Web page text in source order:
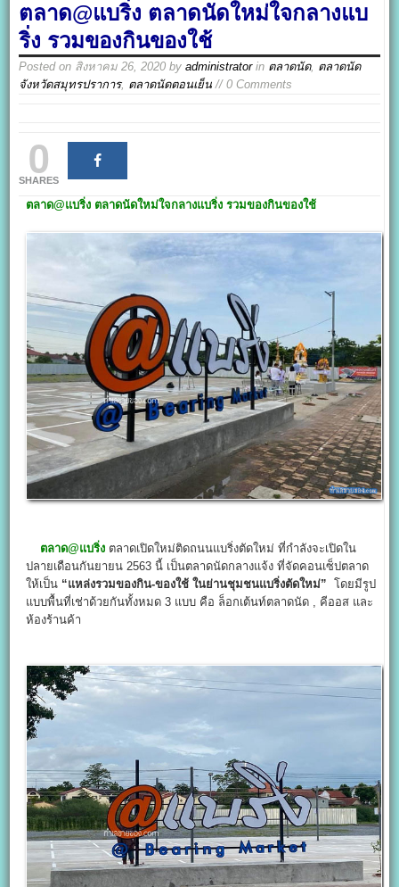
ตลาด@แบริ่ง ตลาดนัดใหม่ใจกลางแบ
ริ่ง รวมของกินของใช้
Posted on สิงหาคม 26, 2020 byadministratorin ตลาดนัด, ตลาดนัด
จังหวัดสมุทรปราการ, ตลาดนัดตอนเย็น // 0 Comments
0
SHARES
ตลาด@แบริ่ง ตลาดนัดใหม่ใจกลางแบริ่ง รวมของกินของใช้
ตลาด@แบริ่ง ตลาดเปิดใหม่ติดถนนแบริ่งตัดใหม่ ที่กำลังจะเปิดใน
ปลายเดือนกันยายน 2563 นี้ เป็นตลาดนัดกลางแจ้ง ที่จัดคอนเซ็ปตลาด
ให้เป็น “แหล่งรวมของกิน-ของใช้ ในย่านชุมชนแบริ่งตัดใหม่” โดยมีรูป
แบบพื้นที่เช่าด้วยกันทั้งหมด 3 แบบ คือ ล็อกเต้นท์ตลาดนัด , คีออส และ
ห้องร้านค้า